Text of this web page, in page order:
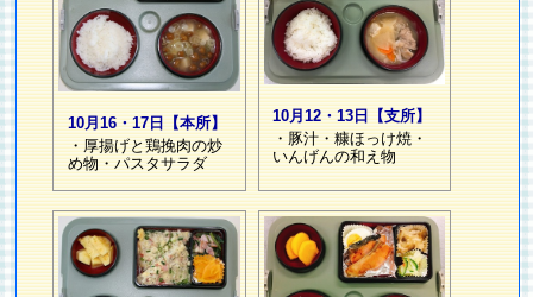
10月16・17日【本所】
・厚揚げと鶏挽肉の炒
め物・パスタサラダ
10月12・13日【支所】
・豚汁・糠ほっけ焼・
いんげんの和え物